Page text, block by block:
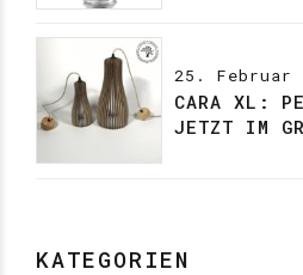
25. Februar
CARA XL:
JETZT IM
KATEGORIEN